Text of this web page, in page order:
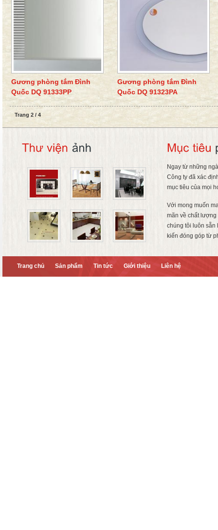
Gương phòng tắm Đình
Quốc DQ 91333PP
Gương phòng tắm Đình
Quốc DQ 91323PA
Trang 2 / 4
Ngay từ những
Công ty đã xác
mục tiêu của mọi
Với mong muốn
mãn về chất
chúng tôi luôn sẵn
kiến đóng góp từ
Trang chủ Sản phẩm Tin tức Giới thiệu Liên hệ